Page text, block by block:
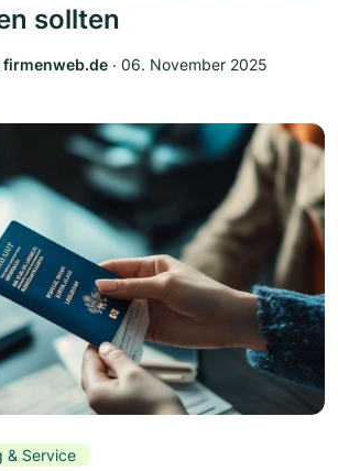
sollten
firmenweb.de ‧ 06. November 2025
& Service